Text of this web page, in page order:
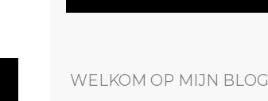
WELKOM OP MIJN BLOG